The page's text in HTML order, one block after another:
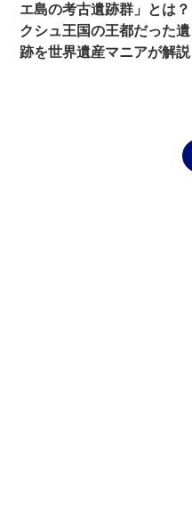
エ島の考古遺跡群」とは？
クシュ王国の王都だった遺
跡を世界遺産マニアが解説